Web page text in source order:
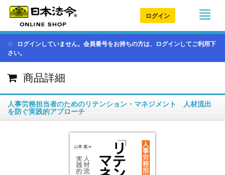
ログイン
ログインしていません。会員番号をお持ちの方は、ログインしてご利用下
さい。
商品詳細
人事労務担当者のためのリテンション・マネジメント 人材流出
を防ぐ実践的アプローチ